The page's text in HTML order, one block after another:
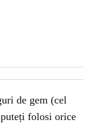
de gem (cel
puteți folosi orice